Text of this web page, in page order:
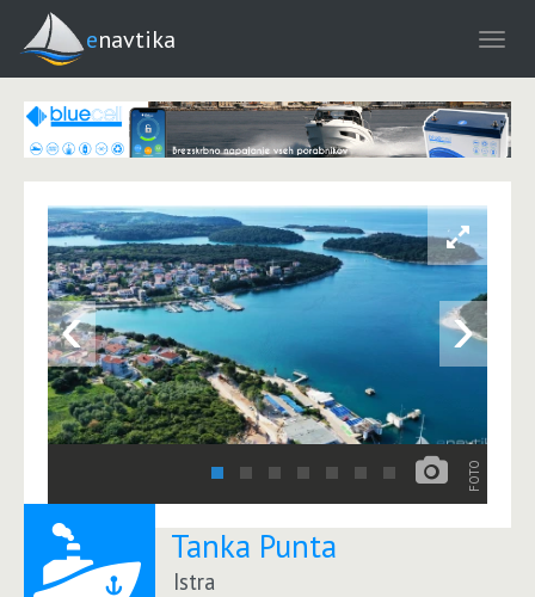
enavtika
‹ ›
FOTO
Tanka Punta
Istra